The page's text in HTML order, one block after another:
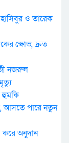
হাসিবুর ও তারেক
ক্ষোভ, দ্রুত
নজরুল
হুমকি
আসতে পারে নতুন
করে অনুদান